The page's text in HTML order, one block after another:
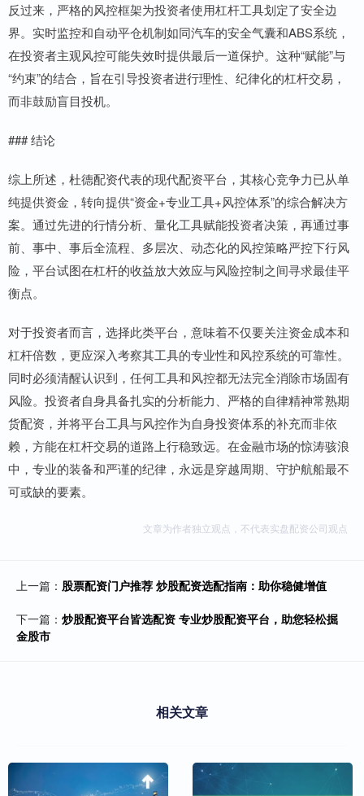
反过来，严格的风控框架为投资者使用杠杆工具划定了安全边
界。实时监控和自动平仓机制如同汽车的安全气囊和ABS系统，
在投资者主观风控可能失效时提供最后一道保护。这种“赋能”与
“约束”的结合，旨在引导投资者进行理性、纪律化的杠杆交易，
而非鼓励盲目投机。
### 结论
综上所述，杜德配资代表的现代配资平台，其核心竞争力已从单
纯提供资金，转向提供“资金+专业工具+风控体系”的综合解决方
案。通过先进的行情分析、量化工具赋能投资者决策，再通过事
前、事中、事后全流程、多层次、动态化的风控策略严控下行风
险，平台试图在杠杆的收益放大效应与风险控制之间寻求最佳平
衡点。
对于投资者而言，选择此类平台，意味着不仅要关注资金成本和
杠杆倍数，更应深入考察其工具的专业性和风控系统的可靠性。
同时必须清醒认识到，任何工具和风控都无法完全消除市场固有
风险。投资者自身具备扎实的分析能力、严格的自律精神常熟期
货配资，并将平台工具与风控作为自身投资体系的补充而非依
赖，方能在杠杆交易的道路上行稳致远。在金融市场的惊涛骇浪
中，专业的装备和严谨的纪律，永远是穿越周期、守护航船最不
可或缺的要素。
文章为作者独立观点，不代表实盘配资公司观点
上一篇： 股票配资门户推荐 炒股配资选配指南：助你稳健增值
下一篇： 炒股配资平台皆选配资 专业炒股配资平台，助您轻松掘
金股市
相关文章